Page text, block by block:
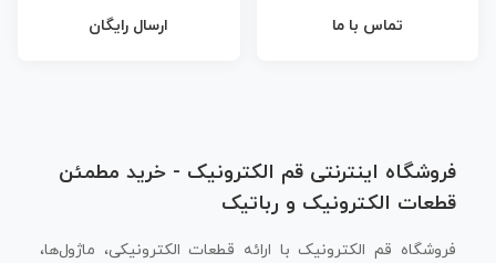
تماس با ما ارسال رایگان
فروشگاه اینترنتی قم الکترونیک - خرید مطمئن
قطعات الکترونیک و رباتیک
فروشگاه قم الکترونیک با ارائه قطعات الکترونیکی، ماژول‌ها،